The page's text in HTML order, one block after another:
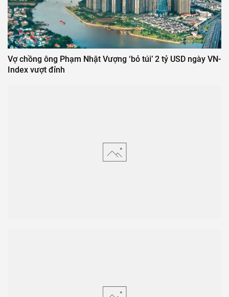
Vợ chồng ông Phạm Nhật Vượng ‘bỏ túi’ 2 tỷ USD ngày VN-
Index vượt đỉnh